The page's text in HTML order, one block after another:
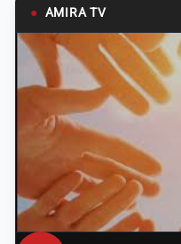
● AMIRA TV